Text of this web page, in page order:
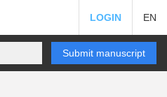
LOGIN EN
Submit manuscript